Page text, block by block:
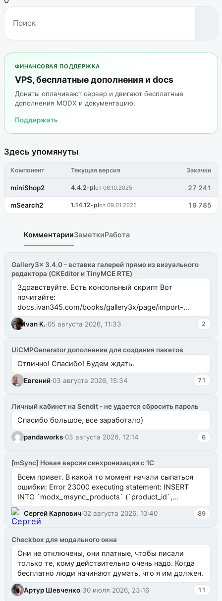
ФИНАНСОВАЯ ПОДДЕРЖКА
VPS, бесплатные дополнения и docs
Донаты оплачивают сервер и двигают бесплатные
дополнения MODX и документацию.
Поддержать
Здесь упомянуты
Компонент Текущая версия Закачки
miniShop2 4.4.2-plот 06.10.2025 27 241
mSearch2 1.14.12-plот 09.01.2025 19 785
КомментарииЗаметкиРабота
Gallery3x 3.4.0 - вставка галерей прямо из визуального
редактора (CKEditor и TinyMCE RTE)
Здравствуйте. Есть консольный скрипт Вот
почитайте:
docs.ivan345.com/books/gallery3x/page/import-
ms2galleryphp
Ivan K.·05 августа 2026, 11:33 2
UiCMPGenerator дополнение для создания пакетов
Отлично! Спасибо! Будем ждать.
Евгений·03 августа 2026, 15:34 71
Личный кабинет на Sendit - не удается сбросить пароль
Спасибо большое, все заработало)
pandaworks·03 августа 2026, 12:14 6
[mSync] Новая версия синхронизации с 1С
Всем привет. В какой то момент начали сыпаться
ошибки: Error 23000 executing statement: INSERT
INTO `modx_msync_products` (`product_id`,
`uuid_1c`) VALUES ...
Сергей Карпович·02 августа 2026, 10:40 89
Checkbox для модального окна
Они не отключены, они платные, чтобы писали
только те, кому действительно очень надо. Когда
бесплатно люди начинают думать, что я им должен.
Артур Шевченко·30 июля 2026, 23:16 11